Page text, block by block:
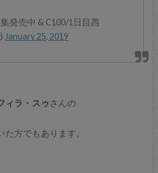
発売中 & C100/1日目西
January 25, 2019
ィラ・スゥ さんの
方でもあります。